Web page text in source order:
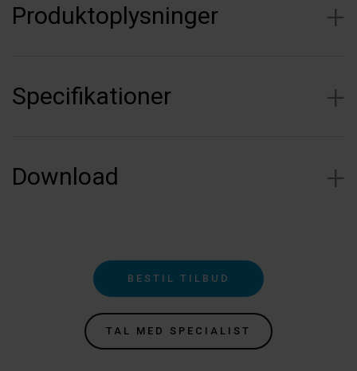
Produktoplysninger
Specifikationer
Download
BESTIL TILBUD
TAL MED SPECIALIST